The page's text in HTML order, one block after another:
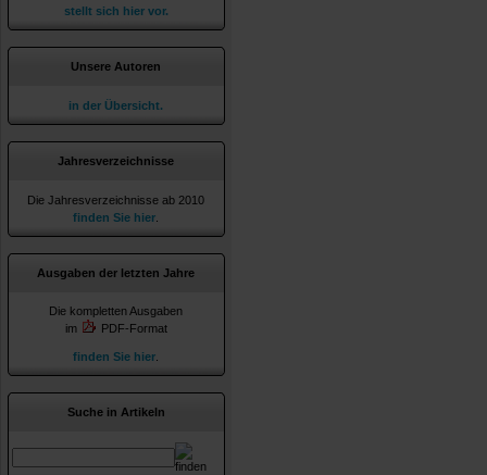
stellt sich hier vor.
Unsere Autoren
in der Übersicht.
Jahresverzeichnisse
Die Jahresverzeichnisse ab 2010
finden Sie hier
Ausgaben der letzten Jahre
Die kompletten Ausgaben
im
PDF-Format
finden Sie hier
Suche in Artikeln